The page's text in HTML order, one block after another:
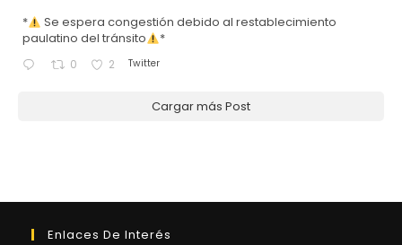
*
Se espera congestión debido al restablecimiento
paulatino del tránsito
*
0 2 Twitter
Cargar más Post
Enlaces De Interés